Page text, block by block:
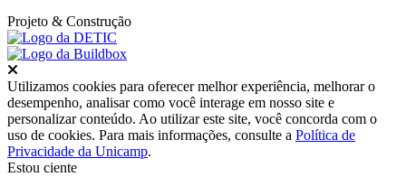
Projeto & Construção
Utilizamos cookies para oferecer melhor experiência, melhorar o
desempenho, analisar como você interage em nosso site e
personalizar conteúdo. Ao utilizar este site, você concorda com o
uso de cookies. Para mais informações, consulte a Política de
Privacidade da Unicamp.
Estou ciente